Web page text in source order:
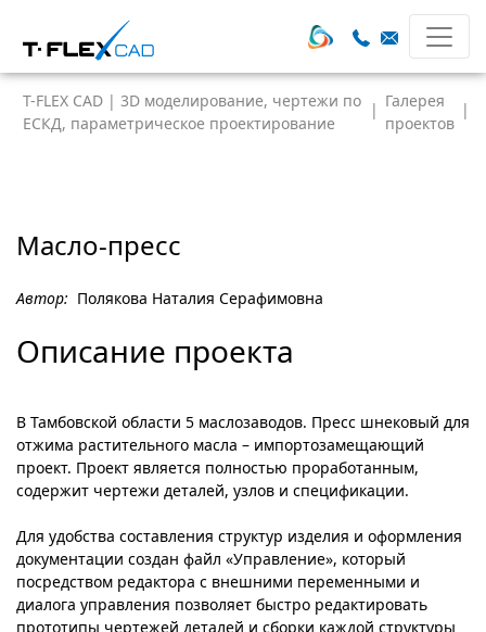
T-FLEX CAD | 3D моделирование, чертежи по
ЕСКД, параметрическое проектирование
| Галерея
проектов
|
Масло-пресс
Автор: Полякова Наталия Серафимовна
Описание проекта
В Тамбовской области 5 маслозаводов. Пресс шнековый для
отжима растительного масла – импортозамещающий
проект. Проект является полностью проработанным,
содержит чертежи деталей, узлов и спецификации.
Для удобства составления структур изделия и оформления
документации создан файл «Управление», который
посредством редактора с внешними переменными и
диалога управления позволяет быстро редактировать
прототипы чертежей деталей и сборки каждой структуры